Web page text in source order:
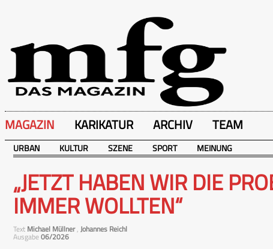
MAGAZIN KARIKATUR ARCHIV TEAM
URBAN KULTUR SZENE SPORT MEINUNG
„JETZT HABEN WIR DIE
IMMER WOLLTEN“
Text Michael Müllner, Johannes Reichl
Ausgabe06/2026